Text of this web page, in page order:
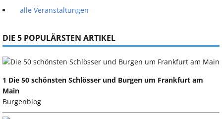
alle Veranstaltungen
DIE 5 POPULÄRSTEN ARTIKEL
1 Die 50 schönsten Schlösser und Burgen um Frankfurt am
Main
Burgenblog